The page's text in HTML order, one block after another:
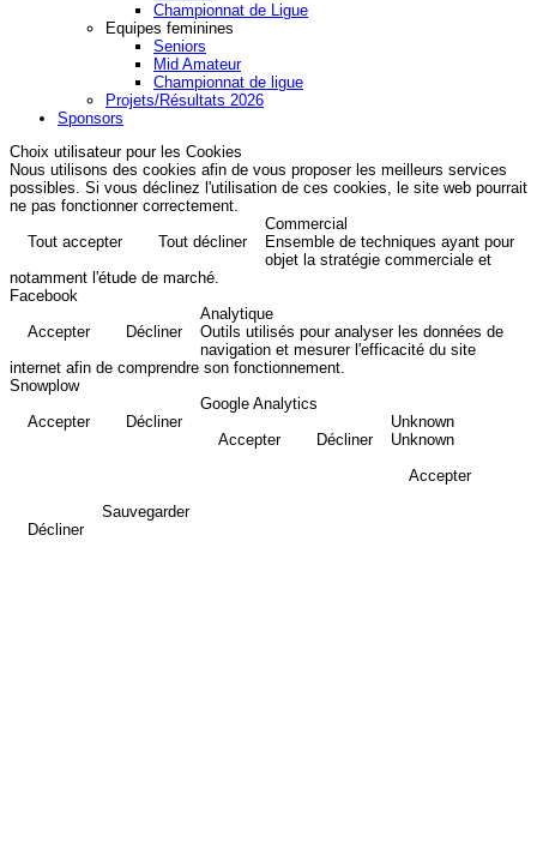
Championnat de Ligue
Equipes feminines
Seniors
Mid Amateur
Championnat de ligue
Projets/Résultats 2026
Sponsors
Choix utilisateur pour les Cookies
Nous utilisons des cookies afin de vous proposer les meilleurs services
possibles. Si vous déclinez l'utilisation de ces cookies, le site web pourrait
ne pas fonctionner correctement.
Tout accepter
Tout décliner
Commercial
Ensemble de techniques ayant pour
objet la stratégie commerciale et
notamment l'étude de marché.
Facebook
Accepter
Décliner
Analytique
Outils utilisés pour analyser les données de
navigation et mesurer l'efficacité du site
internet afin de comprendre son fonctionnement.
Snowplow
Accepter
Décliner
Google Analytics
Accepter
Décliner
Unknown
Unknown
Accepter
Décliner
Sauvegarder